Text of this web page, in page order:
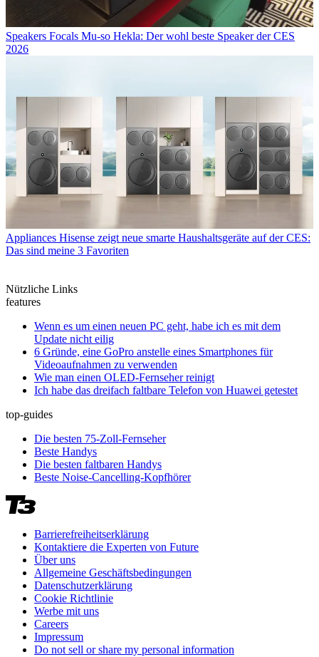
Speakers Focals Mu-so Hekla: Der wohl beste Speaker der CES
2026
Appliances Hisense zeigt neue smarte Haushaltsgeräte auf der CES:
Das sind meine 3 Favoriten
Nützliche Links
features
Wenn es um einen neuen PC geht, habe ich es mit dem
Update nicht eilig
6 Gründe, eine GoPro anstelle eines Smartphones für
Videoaufnahmen zu verwenden
Wie man einen OLED-Fernseher reinigt
Ich habe das dreifach faltbare Telefon von Huawei getestet
top-guides
Die besten 75-Zoll-Fernseher
Beste Handys
Die besten faltbaren Handys
Beste Noise-Cancelling-Kopfhörer
Barrierefreiheitserklärung
Kontaktiere die Experten von Future
Über uns
Allgemeine Geschäftsbedingungen
Datenschutzerklärung
Cookie Richtlinie
Werbe mit uns
Careers
Impressum
Do not sell or share my personal information